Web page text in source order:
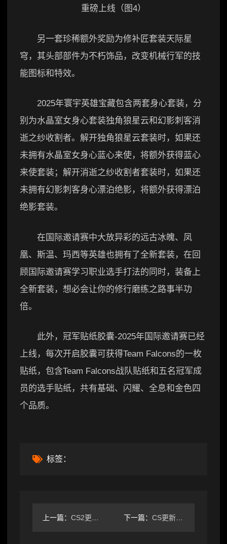
另一套珍稀额外奖励为修补匠套装天际星
穹，其头部部件为不朽饰品，改变机械行军的技
能图标和特效。
2025年寰宇英雄宝藏包含两套身心套装，分
别为水晶室女身心套装独角狼星云和幻影刺客消
逝之纱收割者。解开独角狼星云套装时，如果还
未拥有水晶室女身心蓝心来使，将额外获得蓝心
来使套装；解开消逝之纱收割者套装时，如果还
未拥有幻影刺客身心漂泊绝影，将额外获得漂泊
绝影套装。
在国际邀请赛中大放异彩的远古冰魄、凤
凰、斯温、玛西等英雄也拥有了全新套装，在回
顾国际邀请赛学习职业选手打法的同时，装备上
全新套装，想必会让你的修行磨练之路事半功
倍。
此外，冠军贴纸胶囊-2025年国际邀请赛已经
上线，每次开启胶囊可获得Team Falcons的一枚
贴纸，包含Team Falcons战队贴纸和五名冠军成
员的选手贴纸，共有基础、闪耀、全息和金色四
个品质。
标签：
上一篇： CS2更新上线GENESIS收藏品与全新音效系统 下一篇： CS更新修复杂项问题优化地图体验